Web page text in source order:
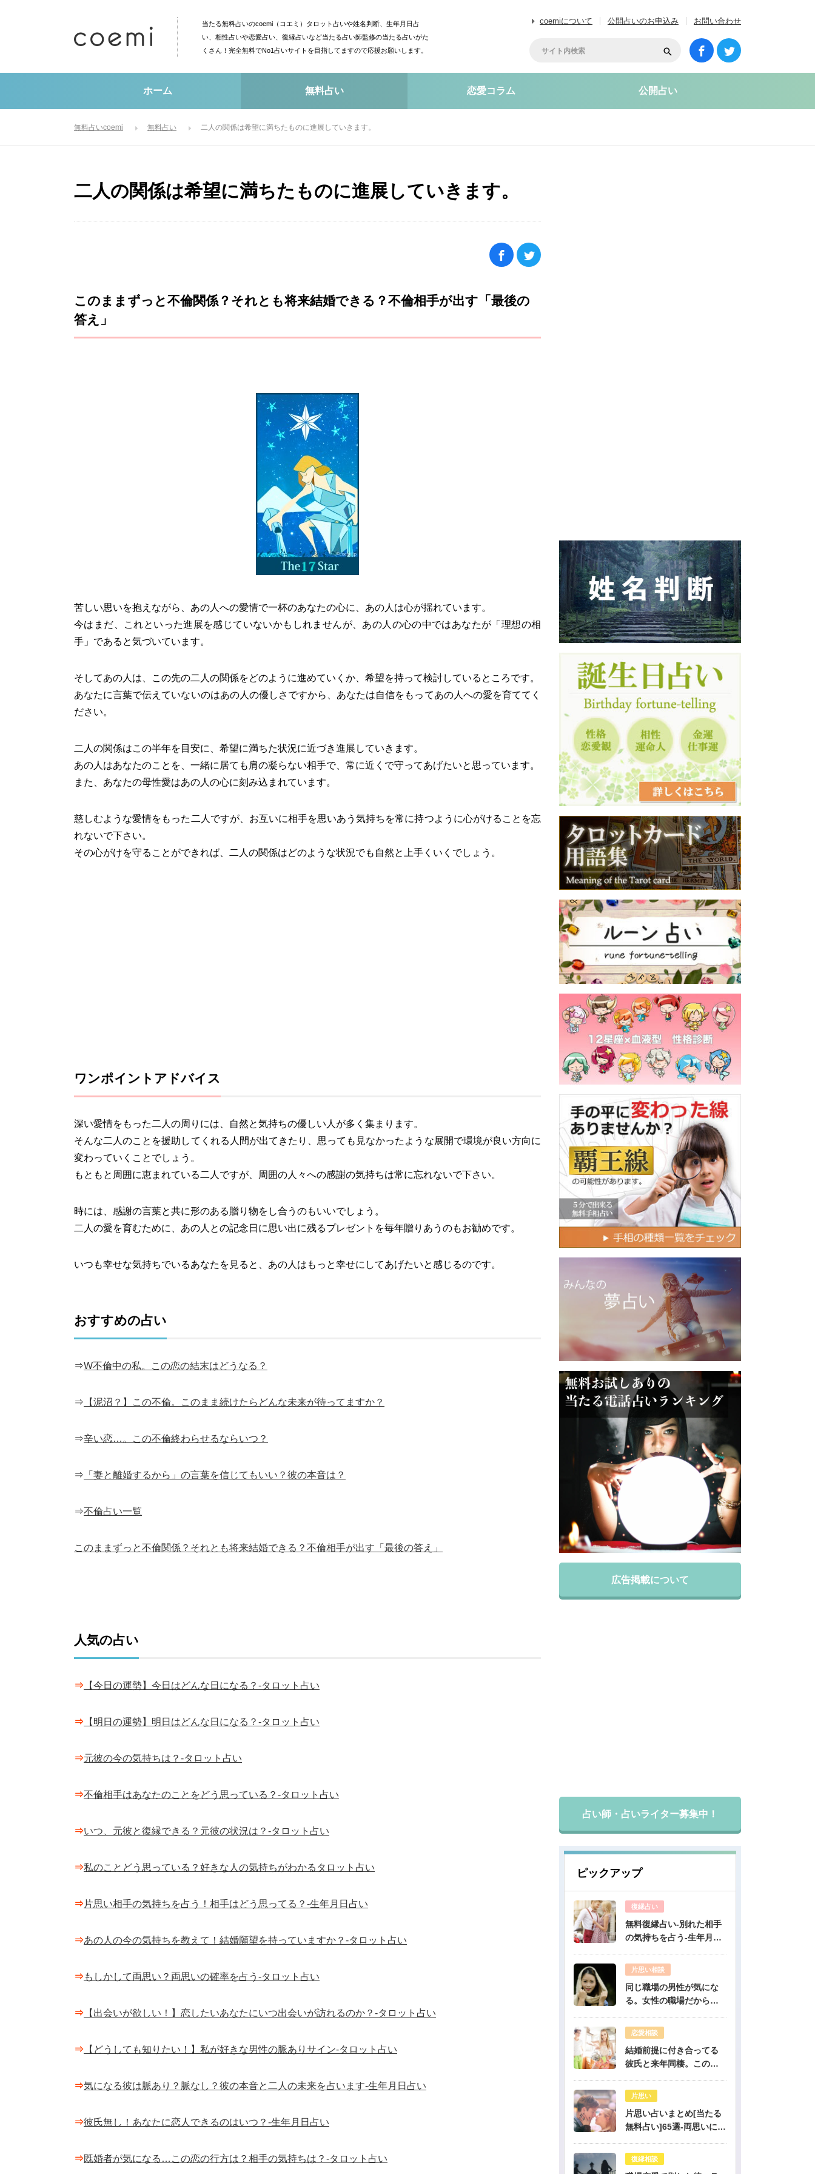
当たる無料占いのcoemi（コエミ）タロット占いや姓名判断、生年月日占
い、相性占いや恋愛占い、復縁占いなど当たる占い師監修の当たる占いがた
くさん！完全無料でNo1占いサイトを目指してますので応援お願いします。
coemiについて 公開占いのお申込み お問い合わせ
ホーム 無料占い 恋愛コラム 公開占い
無料占いcoemi 無料占い 二人の関係は希望に満ちたものに進展していきます。
二人の関係は希望に満ちたものに進展していきます。
このままずっと不倫関係？それとも将来結婚できる？不倫相手が出す「最後の
答え」
苦しい思いを抱えながら、あの人への愛情で一杯のあなたの心に、あの人は心が揺れています。
今はまだ、これといった進展を感じていないかもしれませんが、あの人の心の中ではあなたが「理想の相
手」であると気づいています。
そしてあの人は、この先の二人の関係をどのように進めていくか、希望を持って検討しているところです。
あなたに言葉で伝えていないのはあの人の優しさですから、あなたは自信をもってあの人への愛を育ててく
ださい。
二人の関係はこの半年を目安に、希望に満ちた状況に近づき進展していきます。
あの人はあなたのことを、一緒に居ても肩の凝らない相手で、常に近くで守ってあげたいと思っています。
また、あなたの母性愛はあの人の心に刻み込まれています。
慈しむような愛情をもった二人ですが、お互いに相手を思いあう気持ちを常に持つように心がけることを忘
れないで下さい。
その心がけを守ることができれば、二人の関係はどのような状況でも自然と上手くいくでしょう。
ワンポイントアドバイス
深い愛情をもった二人の周りには、自然と気持ちの優しい人が多く集まります。
そんな二人のことを援助してくれる人間が出てきたり、思っても見なかったような展開で環境が良い方向に
変わっていくことでしょう。
もともと周囲に恵まれている二人ですが、周囲の人々への感謝の気持ちは常に忘れないで下さい。
時には、感謝の言葉と共に形のある贈り物をし合うのもいいでしょう。
二人の愛を育むために、あの人との記念日に思い出に残るプレゼントを毎年贈りあうのもお勧めです。
いつも幸せな気持ちでいるあなたを見ると、あの人はもっと幸せにしてあげたいと感じるのです。
おすすめの占い
⇒W不倫中の私。この恋の結末はどうなる？
⇒ 【泥沼？】この不倫。このまま続けたらどんな未来が待ってますか？
⇒辛い恋…。この不倫終わらせるならいつ？
⇒ 「妻と離婚するから」の言葉を信じてもいい？彼の本音は？
⇒不倫占い一覧
このままずっと不倫関係？それとも将来結婚できる？不倫相手が出す「最後の答え」
人気の占い
⇒ 【今日の運勢】今日はどんな日になる？-タロット占い
⇒ 【明日の運勢】明日はどんな日になる？-タロット占い
⇒元彼の今の気持ちは？-タロット占い
⇒不倫相手はあなたのことをどう思っている？-タロット占い
⇒いつ、元彼と復縁できる？元彼の状況は？-タロット占い
⇒私のことどう思っている？好きな人の気持ちがわかるタロット占い
⇒片思い相手の気持ちを占う！相手はどう思ってる？-生年月日占い
⇒あの人の今の気持ちを教えて！結婚願望を持っていますか？-タロット占い
⇒もしかして両思い？両思いの確率を占う-タロット占い
⇒ 【出会いが欲しい！】恋したいあなたにいつ出会いが訪れるのか？-タロット占い
⇒ 【どうしても知りたい！】私が好きな男性の脈ありサイン-タロット占い
⇒気になる彼は脈あり？脈なし？彼の本音と二人の未来を占います-生年月日占い
⇒彼氏無し！あなたに恋人できるのはいつ？-生年月日占い
⇒既婚者が気になる…この恋の行方は？相手の気持ちは？-タロット占い
広告掲載について
占い師・占いライター募集中！
ピックアップ
復縁占い
無料復縁占い-別れた相手
の気持ちを占う-生年月日
片思い相談
同じ職場の男性が気にな
る。女性の職場だから人
私のこと好き？-公開鑑定-
無料占い
恋愛相談
結婚前提に付き合ってる
彼氏と来年同棲。このま
鑑定-無料占い
片思い
片思い占いまとめ[当たる
無料占い]65選-両思いにな
当たる片思い占い
復縁相談